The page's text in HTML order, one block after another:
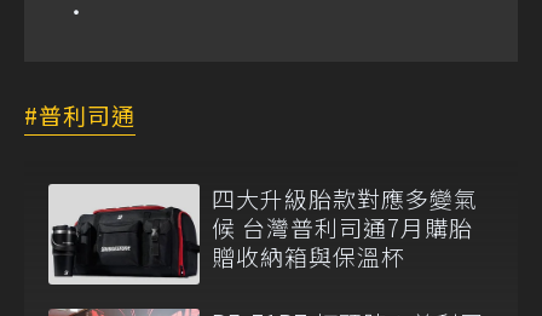
普利司通
四大升級胎款對應多變氣
候 台灣普利司通7月購胎
贈收納箱與保溫杯